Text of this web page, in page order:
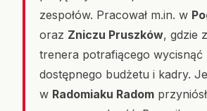
zespołów. Pracował m.in. w
oraz Zniczu Pruszków, gdzie
trenera potrafiącego wycisnąć
dostępnego budżetu i kadry.
w Radomiaku Radom